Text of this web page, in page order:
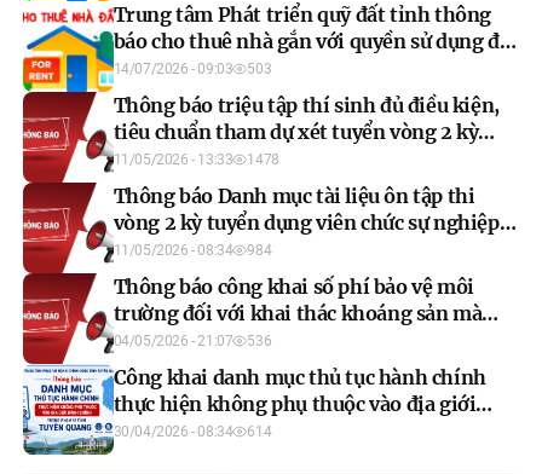
Trung tâm Phát triển quỹ đất tỉnh thông
báo cho thuê nhà gắn với quyền sử dụng đất
đợt 1 năm 2026
14/07/2026 - 09:03 503
Thông báo triệu tập thí sinh đủ điều kiện,
tiêu chuẩn tham dự xét tuyển vòng 2 kỳ
tuyển dụng viên chức sự nghiệp Y tế năm
2025
11/05/2026 - 13:33 1478
Thông báo Danh mục tài liệu ôn tập thi
vòng 2 kỳ tuyển dụng viên chức sự nghiệp Y
tế năm 2025
11/05/2026 - 08:34 984
Thông báo công khai số phí bảo vệ môi
trường đối với khai thác khoáng sản mà
người nộp phí đã nộp năm 2025
04/05/2026 - 21:07 536
Công khai danh mục thủ tục hành chính
thực hiện không phụ thuộc vào địa giới
hành chính trong phạm vi tỉnh Tuyên
Quang
30/04/2026 - 08:34 614